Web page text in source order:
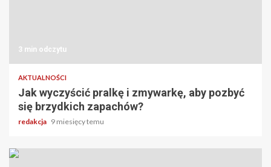
3 min odczytu
AKTUALNOŚCI
Jak wyczyścić pralkę i zmywarkę, aby pozbyć
się brzydkich zapachów?
redakcja 9 miesięcy temu